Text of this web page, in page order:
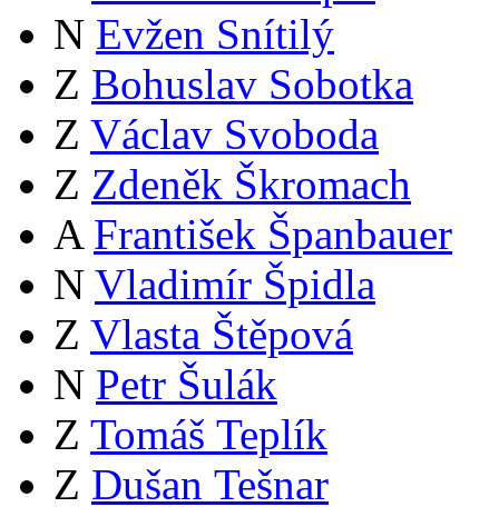
N Evžen Snítilý
Z Bohuslav Sobotka
Z Václav Svoboda
Z Zdeněk Škromach
A František Španbauer
N Vladimír Špidla
Z Vlasta Štěpová
N Petr Šulák
Z Tomáš Teplík
Z Dušan Tešnar